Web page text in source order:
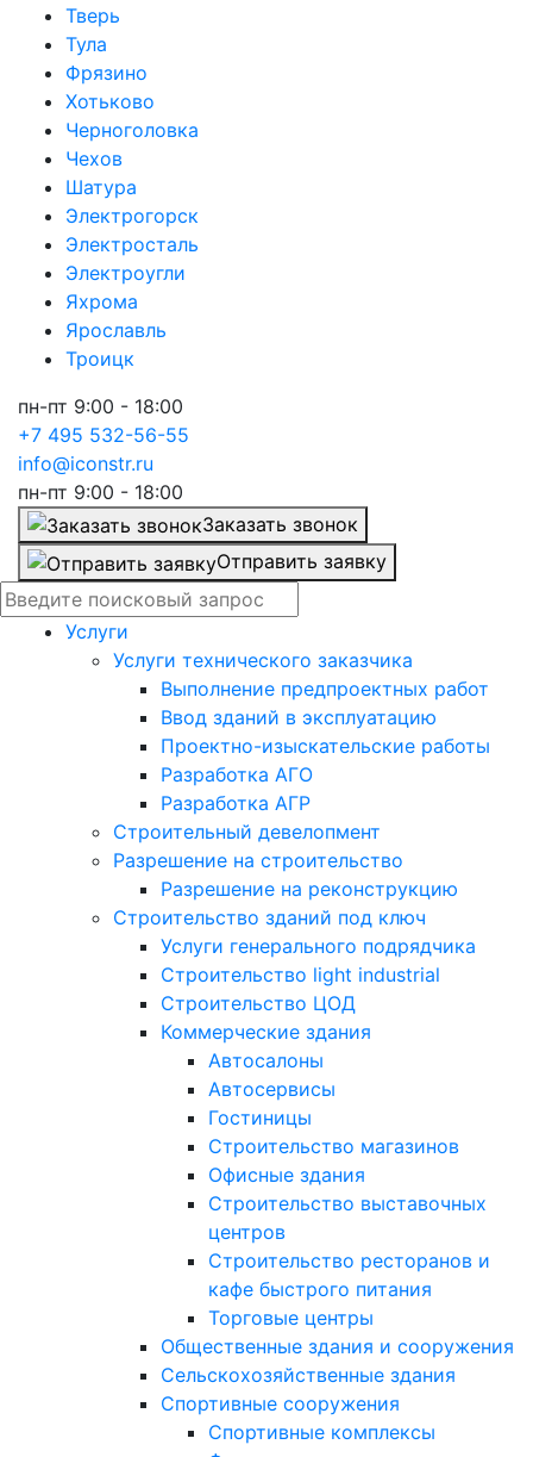
Тверь
Тула
Фрязино
Хотьково
Черноголовка
Чехов
Шатура
Электрогорск
Электросталь
Электроугли
Яхрома
Ярославль
Троицк
пн-пт 9:00 - 18:00
+7 495 532-56-55
info@iconstr.ru
пн-пт 9:00 - 18:00
Заказать звонок
Отправить заявку
Услуги
Услуги технического заказчика
Выполнение предпроектных работ
Ввод зданий в эксплуатацию
Проектно-изыскательские работы
Разработка АГО
Разработка АГР
Строительный девелопмент
Разрешение на строительство
Разрешение на реконструкцию
Строительство зданий под ключ
Услуги генерального подрядчика
Строительство light industrial
Строительство ЦОД
Коммерческие здания
Автосалоны
Автосервисы
Гостиницы
Строительство магазинов
Офисные здания
Строительство выставочных
центров
Строительство ресторанов и
кафе быстрого питания
Торговые центры
Общественные здания и сооружения
Сельскохозяйственные здания
Спортивные сооружения
Спортивные комплексы